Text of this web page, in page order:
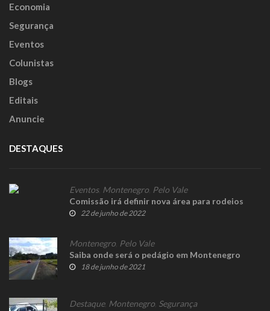
Economia
Segurança
Eventos
Colunistas
Blogs
Editais
Anuncie
DESTAQUES
Eventos, Montenegro Pelo Vale
Comissão irá definir nova área para rodeios
22 de junho de 2022
Montenegro Pelo Vale
Saiba onde será o pedágio em Montenegro
18 de junho de 2021
Destaque, Montenegro Segurança